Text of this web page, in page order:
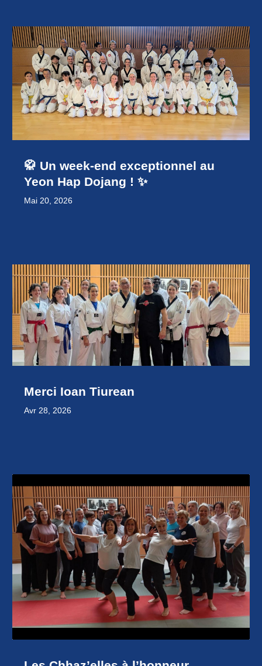
🥋 Un week-end exceptionnel au
Yeon Hap Dojang ! ✨
Mai 20, 2026
Merci Ioan Tiurean
Avr 28, 2026